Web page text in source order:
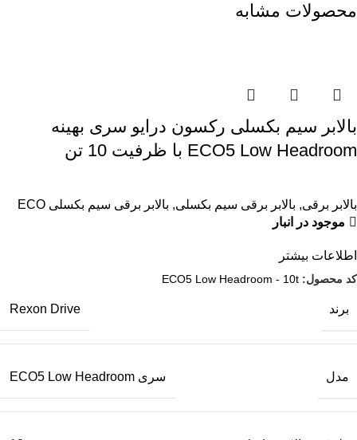
محصولات مشابه
بالابر سیم بکسلی رکسون درایو سری بهینه
ECO5 Low Headroom با ظرفیت 10 تن
بالابر برقی, بالابر برقی سیم بکسلی, بالابر برقی سیم بکسلی ECO
موجود در انبار
اطلاعات بیشتر
کد محصول: ECO5 Low Headroom - 10t
برند Rexon Drive
مدل سری ECO5 Low Headroom